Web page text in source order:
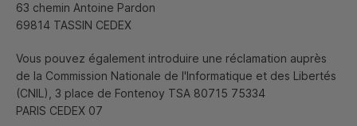
63 chemin Antoine Pardon
69814 TASSIN CEDEX
Vous pouvez également introduire une réclamation auprès
de la Commission Nationale de l'Informatique et des Libertés
(CNIL ), 3 place de Fontenoy TSA 80715 75334
PARIS CEDEX 07